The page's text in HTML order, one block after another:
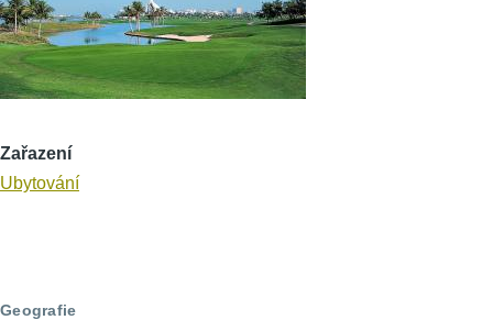
Zařazení
Ubytování
Geografie